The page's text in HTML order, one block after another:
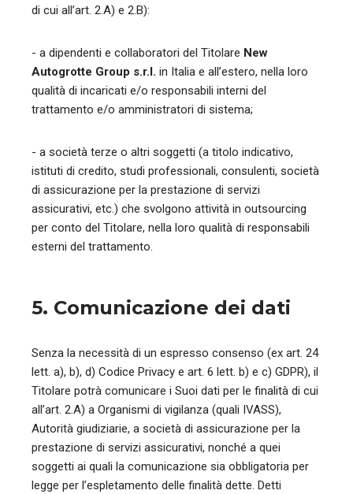
di cui all’art. 2.A) e 2.B):
- a dipendenti e collaboratori del Titolare New
Autogrotte Group s.r.l. in Italia e all’estero, nella loro
qualità di incaricati e/o responsabili interni del
trattamento e/o amministratori di sistema;
- a società terze o altri soggetti (a titolo indicativo,
istituti di credito, studi professionali, consulenti, società
di assicurazione per la prestazione di servizi
assicurativi, etc.) che svolgono attività in outsourcing
per conto del Titolare, nella loro qualità di responsabili
esterni del trattamento.
5. Comunicazione dei dati
Senza la necessità di un espresso consenso (ex art. 24
lett. a), b), d) Codice Privacy e art. 6 lett. b) e c) GDPR), il
Titolare potrà comunicare i Suoi dati per le finalità di cui
all’art. 2.A) a Organismi di vigilanza (quali IVASS),
Autorità giudiziarie, a società di assicurazione per la
prestazione di servizi assicurativi, nonché a quei
soggetti ai quali la comunicazione sia obbligatoria per
legge per l’espletamento delle finalità dette. Detti